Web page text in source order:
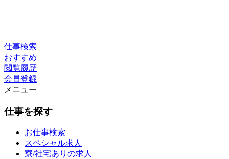
仕事検索
おすすめ
閲覧履歴
会員登録
メニュー
仕事を探す
お仕事検索
スペシャル求人
寮/社宅ありの求人